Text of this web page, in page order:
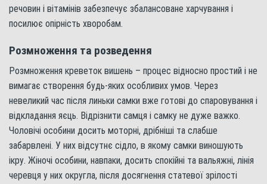
речовин і вітамінів забезпечує збалансоване харчування і
посилює опірність хворобам.
Розмноження та розведення
Розмноження креветок вишень – процес відносно простий і не
вимагає створення будь-яких особливих умов. Через
невеликий час після линьки самки вже готові до спаровування і
відкладання яєць. Відрізнити самця і самку не дуже важко.
Чоловічі особини досить моторні, дрібніші та слабше
забарвлені. У них відсутнє сідло, в якому самки виношують
ікру. Жіночі особини, навпаки, досить спокійні та вальяжні, лінія
черевця у них округла, після досягнення статевої зрілості